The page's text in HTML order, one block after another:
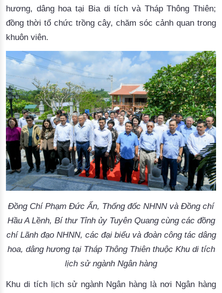
hương, dâng hoa tại Bia di tích vàTháp Thông Thiên;
đồng thời tổ chức trồng cây, chăm sóc cảnh quan trong
khuôn viên.
Đồng Chí Phạm Đức Ấn, Thống đốc NHNN và Đồng chí
Hầu A Lềnh, Bí thư Tỉnh ủy Tuyên Quang cùng các đồng
chí Lãnh đạo NHNN, các đại biểu và đoàn công tác dâng
hoa, dâng hương tại Tháp Thông Thiên thuộc Khu di tích
lịch sử ngành Ngân hàng
Khu di tích lịch sử ngành Ngân hàng là nơi Ngân hàng